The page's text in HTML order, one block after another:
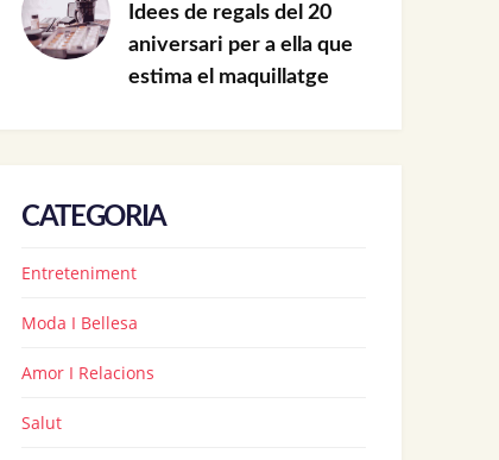
Idees de regals del 20
aniversari per a ella que
estima el maquillatge
CATEGORIA
Entreteniment
Moda I Bellesa
Amor I Relacions
Salut